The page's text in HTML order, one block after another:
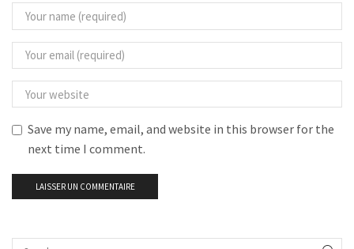
Save my name, email, and website in this browser for the
next time I comment.